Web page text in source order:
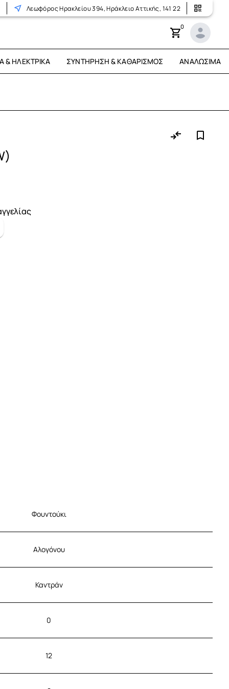
Λεωφόρος Ηρακλείου 394, Ηράκλειο Αττικής, 141 22
0
& ΗΛΕΚΤΡΙΚΆ ΣΥΝΤΉΡΗΣΗ & ΚΑΘΑΡΙΣΜΌΣ ΑΝΑΛΏΣΙΜΑ
Φουντούκι
Αλογόνου
Καντράν
0
12